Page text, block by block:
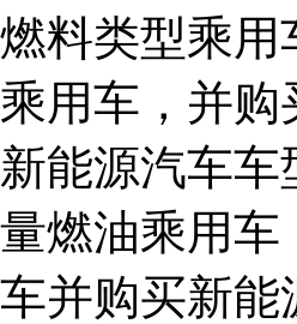
燃料类型乘用
乘用车，并
新能源汽车车
量燃油乘用车
车并购买新能